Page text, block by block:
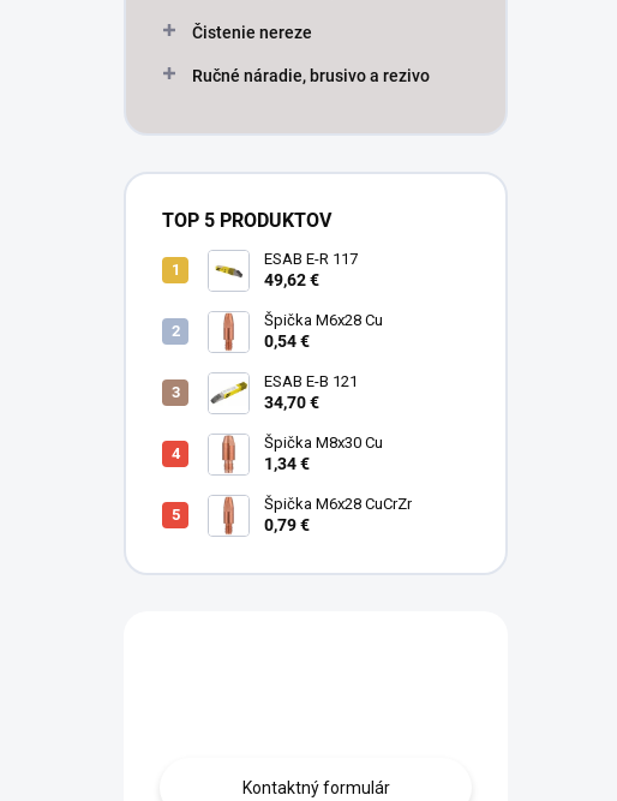
Čistenie nereze
Ručné náradie, brusivo a rezivo
TOP 5 PRODUKTOV
ESAB E-R 117
49,62 €
Špička M6x28 Cu
0,54 €
ESAB E-B 121
34,70 €
Špička M8x30 Cu
1,34 €
Špička M6x28 CuCrZr
0,79 €
Kontaktný formulár